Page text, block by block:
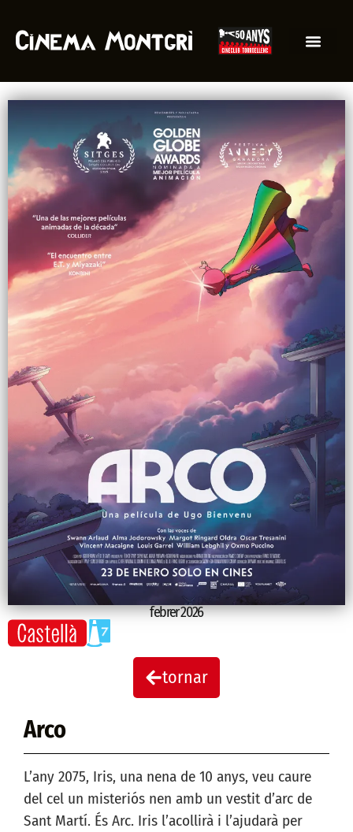
febrer 2026
tornar
Arco
L’any 2075, Iris, una nena de 10 anys, veu caure
del cel un misteriós nen amb un vestit d’arc de
Sant Martí. És Arc. Iris l’acollirà i l’ajudarà per